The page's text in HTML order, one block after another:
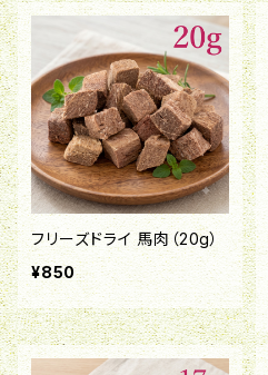
フリーズドライ 馬肉（20g）
¥850